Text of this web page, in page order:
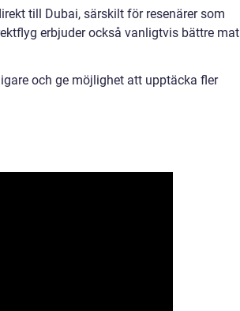
till Dubai, särskilt för resenärer som
erbjuder också vanligtvis bättre mat
och ge möjlighet att upptäcka fler